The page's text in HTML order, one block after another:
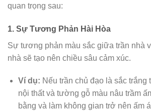
quan trọng sau:
1. Sự Tương Phản Hài Hòa
Sự tương phản màu sắc giữa trần nhà
nhà sẽ tạo nên chiều sâu cảm xúc.
Ví dụ: Nếu trần chủ đạo là sắc trắng
nội thất và tường gỗ màu nâu trầm
bằng và làm không gian trở nên ấm